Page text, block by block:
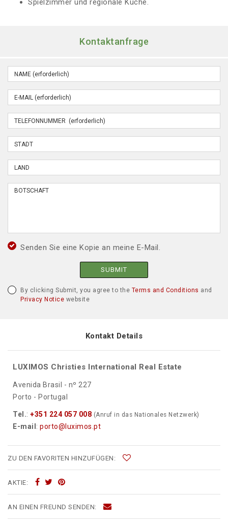
Spielzimmer und regionale Küche.
Kontaktanfrage
Senden Sie eine Kopie an meine E-Mail.
SUBMIT
By clicking Submit, you agree to the Terms and Conditions and
Privacy Notice website
Kontakt Details
LUXIMOS Christies International Real Estate
Avenida Brasil - nº 227
Porto - Portugal
Tel.: +351 224 057 008 (Anruf in das Nationales Netzwerk)
E-mail : porto@luximos.pt
ZU DEN FAVORITEN HINZUFÜGEN:
AKTIE:
AN EINEN FREUND SENDEN: